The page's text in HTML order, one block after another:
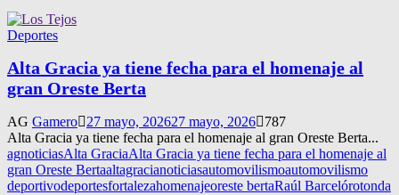
Deportes
Alta Gracia ya tiene fecha para el homenaje al
gran Oreste Berta
AG Gamero 27 mayo, 202627 mayo, 2026
787
Alta Gracia ya tiene fecha para el homenaje al gran Oreste Berta...
agnoticiasAlta GraciaAlta Gracia ya tiene fecha para el homenaje al
gran Oreste Bertaaltagracianoticiasautomovilismoautomovilismo
deportivodeportesfortalezahomenajeoreste bertaRaúl Barcelórotonda